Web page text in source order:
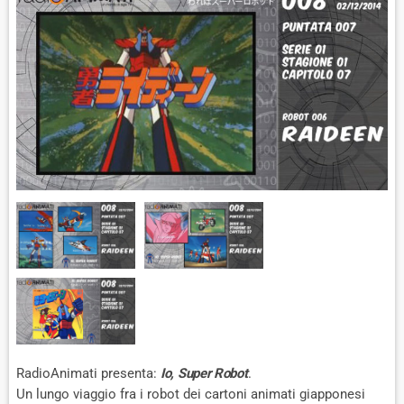
RadioAnimati presenta: Io, Super Robot.
Un lungo viaggio fra i robot dei cartoni animati giapponesi